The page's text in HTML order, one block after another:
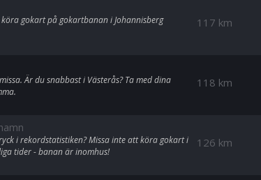
117 km
gokart på gokartbanan i Johannisberg
118 km
Är du snabbast i Västerås? Ta med dina
126 km
i rekordstatistiken? Missa inte att köra gokart i
tider - banan är inomhus!